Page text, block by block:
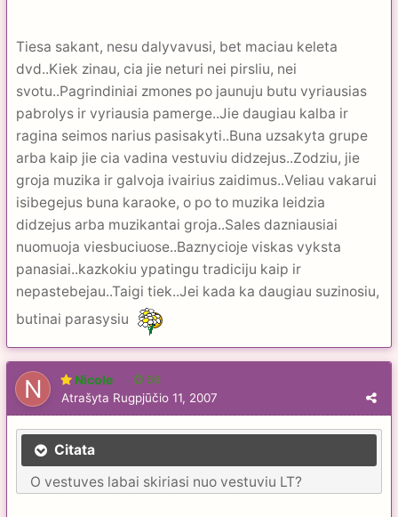
Tiesa sakant, nesu dalyvavusi, bet maciau keleta
dvd..Kiek zinau, cia jie neturi nei pirsliu, nei
svotu..Pagrindiniai zmones po jaunuju butu vyriausias
pabrolys ir vyriausia pamerge..Jie daugiau kalba ir
ragina seimos narius pasisakyti..Buna uzsakyta grupe
arba kaip jie cia vadina vestuviu didzejus..Zodziu, jie
groja muzika ir galvoja ivairius zaidimus..Veliau vakarui
isibegejus buna karaoke, o po to muzika leidzia
didzejus arba muzikantai groja..Sales dazniausiai
nuomuoja viesbuciuose..Baznycioje viskas vyksta
panasiai..kazkokiu ypatingu tradiciju kaip ir
nepastebejau..Taigi tiek..Jei kada ka daugiau suzinosiu,
butinai parasysiu
Nicole 56
Atrašyta Rugpjūčio 11, 2007
Citata
O vestuves labai skiriasi nuo vestuviu LT?